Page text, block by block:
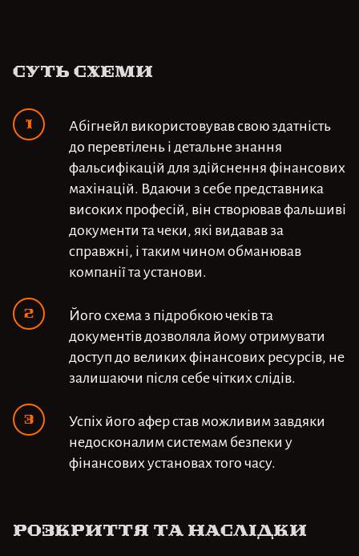
Суть схеми
Абігнейл використовував свою здатність
до перевтілень і детальне знання
фальсифікацій для здійснення фінансових
махінацій. Вдаючи з себе представника
високих професій, він створював фальшиві
документи та чеки, які видавав за
справжні, і таким чином обманював
компанії та установи.
Його схема з підробкою чеків та
документів дозволяла йому отримувати
доступ до великих фінансових ресурсів, не
залишаючи після себе чітких слідів.
Успіх його афер став можливим завдяки
недосконалим системам безпеки у
фінансових установах того часу.
Розкриття та наслідки